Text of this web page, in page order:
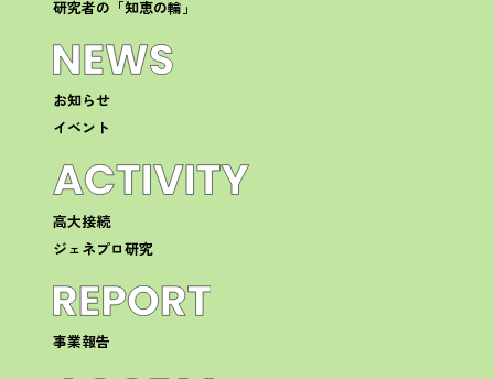
研究者の「知恵の輪」
お知らせ
イベント
高大接続
ジェネプロ研究
事業報告